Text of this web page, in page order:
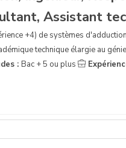
Assistant
+4) de systèmes
technique élargie au
: Bac + 5 ou plus